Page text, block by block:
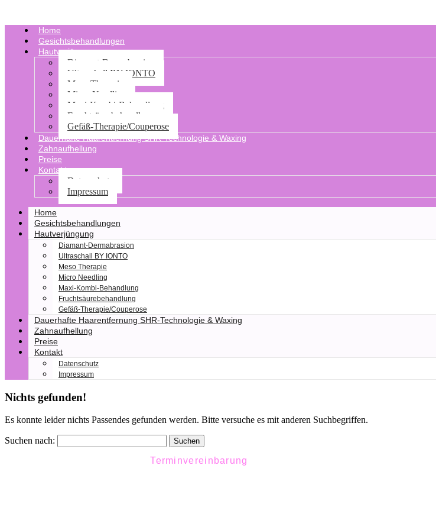
Home
Gesichtsbehandlungen
Hautverjüngung
Diamant-Dermabrasion
Ultraschall BY IONTO
Meso Therapie
Micro Needling
Maxi-Kombi-Behandlung
Fruchtsäurebehandlung
Gefäß-Therapie/Couperose
Dauerhafte Haarentfernung SHR-Technologie & Waxing
Zahnaufhellung
Preise
Kontakt
Datenschutz
Impressum
Home
Gesichtsbehandlungen
Hautverjüngung
Diamant-Dermabrasion
Ultraschall BY IONTO
Meso Therapie
Micro Needling
Maxi-Kombi-Behandlung
Fruchtsäurebehandlung
Gefäß-Therapie/Couperose
Dauerhafte Haarentfernung SHR-Technologie & Waxing
Zahnaufhellung
Preise
Kontakt
Datenschutz
Impressum
Nichts gefunden!
Es konnte leider nichts Passendes gefunden werden. Bitte versuche es mit anderen Suchbegriffen.
Suchen nach:
Terminvereinbarung